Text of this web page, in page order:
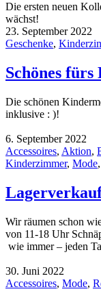
Die ersten neuen
wächst!
23. September 2022
Geschenke,
Schönes
Die schönen
inklusive : )!
6. September 2022
Accessoires, Aktion,
Kinderzimmer, Mode,
Wir räumen schon
von 11-18 Uhr
wie immer – jeden
30. Juni 2022
Accessoires, Mode,